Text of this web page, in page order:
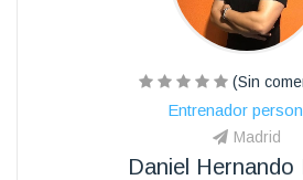
(Sin
Entrenador
Madrid
Daniel Hernando